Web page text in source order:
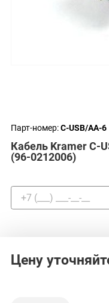
Парт-номер:C-USB/AA-6
Кабель Kramer C-
(96-0212006)
Цену